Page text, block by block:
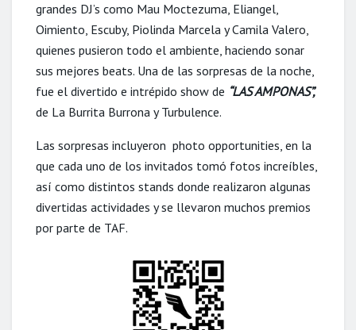
grandes DJ’s como Mau Moctezuma, Eliangel,
Oimiento, Escuby, Piolinda Marcela y Camila Valero,
quienes pusieron todo el ambiente, haciendo sonar
sus mejores beats. Una de las sorpresas de la noche,
fue el divertido e intrépido show de “LAS AMPONAS”,
de La Burrita Burrona y Turbulence.
Las sorpresas incluyeron photo opportunities, en la
que cada uno de los invitados tomó fotos increíbles,
así como distintos stands donde realizaron algunas
divertidas actividades y se llevaron muchos premios
por parte de TAF.